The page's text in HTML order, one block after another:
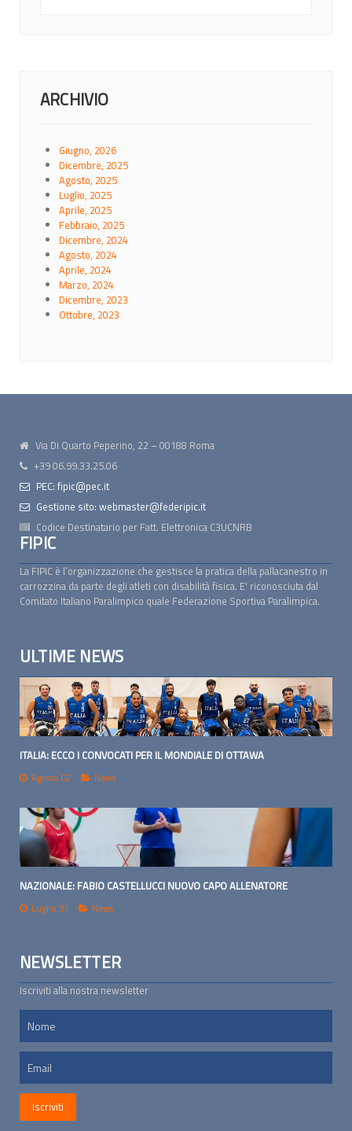
ARCHIVIO
Giugno, 2026
Dicembre, 2025
Agosto, 2025
Luglio, 2025
Aprile, 2025
Febbraio, 2025
Dicembre, 2024
Agosto, 2024
Aprile, 2024
Marzo, 2024
Dicembre, 2023
Ottobre, 2023
Via Di Quarto Peperino, 22 – 00188 Roma
+39 06.99.33.25.06
PEC: fipic@pec.it
Gestione sito: webmaster@federipic.it
Codice Destinatario per Fatt. Elettronica C3UCNRB
FIPIC
La FIPIC è l’organizzazione che gestisce la pratica della pallacanestro in
carrozzina da parte degli atleti con disabilità fisica. E' riconosciuta dal
Comitato Italiano Paralimpico quale Federazione Sportiva Paralimpica.
ULTIME NEWS
ITALIA: ECCO I CONVOCATI PER IL MONDIALE DI OTTAWA
Agosto 02 News
NAZIONALE: FABIO CASTELLUCCI NUOVO CAPO ALLENATORE
Luglio 31 News
NEWSLETTER
Iscriviti alla nostra newsletter